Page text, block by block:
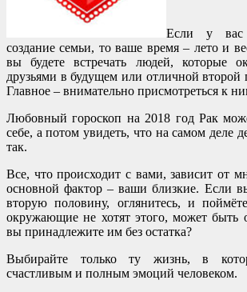
Если у
создание семьи, то ваше время – лето и
вы будете встречать людей, которые
друзьями в будущем или отличной второй
Главное – внимательно присмотреться к
Любовный гороскоп на 2018 год Рак
себе, а потом увидеть, что на самом деле
так.
Все, что происходит с вами, зависит от
основной фактор – ваши близкие. Если
вторую половину, оглянитесь, и
окружающие не хотят этого, может быть
вы принадлежите им без остатка?
Выбирайте только ту жизнь, в
счастливым и полным эмоций человеком.